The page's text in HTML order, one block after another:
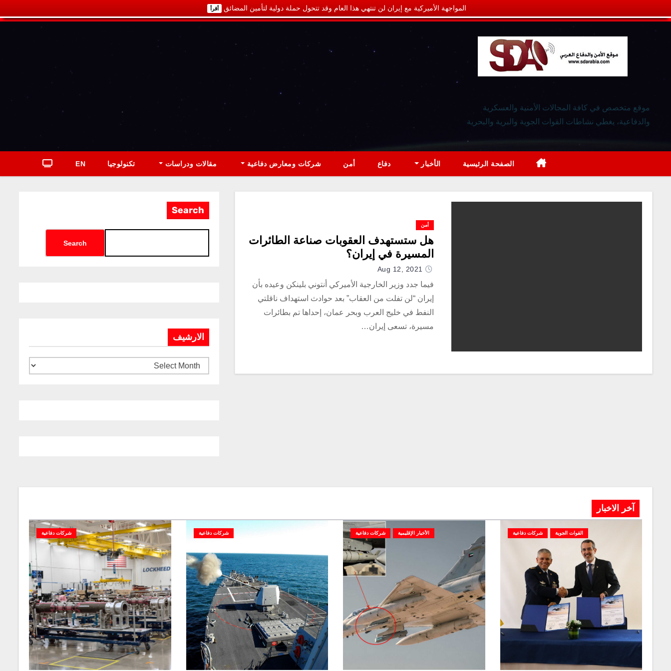
المواجهة الأميركية مع إيران لن تنتهي هذا العام وقد تتحول حملة دولية لتأمين المضائق أقرأ
موقع متخصص في كافة المجالات الأمنية والعسكرية
والدفاعية، يغطي نشاطات القوات الجوية والبرية والبحرية
الصفحة الرئيسية الأخبار دفاع أمن شركات ومعارض دفاعية مقالات ودراسات تكنولوجيا EN
أمن
هل ستستهدف العقوبات صناعة الطائرات
المسيرة في إيران؟
Aug 12, 2021
فيما جدد وزير الخارجية الأميركي أنتوني بلينكن وعيده بأن
إيران “لن تفلت من العقاب” بعد حوادث استهداف ناقلتي
النفط في خليج العرب وبحر عمان، إحداها تم بطائرات
مسيرة، تسعى إيران…
Search
Search
الارشيف
آخر الاخبار
القوات الجوية شركات دفاعية الأخبار الإقليمية شركات دفاعية شركات دفاعية شركات دفاعية